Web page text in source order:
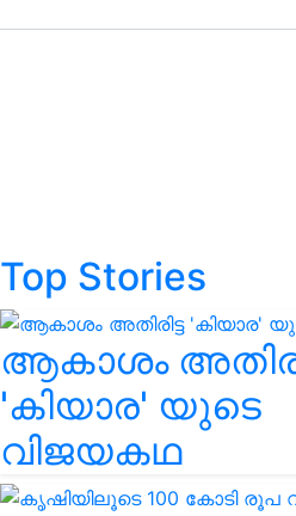
Top Stories
ആകാശം
'കിയാര' യുടെ
വിജയകഥ